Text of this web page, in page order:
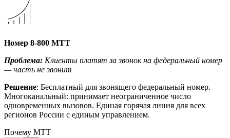
Номер 8-800 МТТ
Проблема: Клиенты платят за звонок на федеральный номер
— часть не звонит
Решение: Бесплатный для звонящего федеральный номер.
Многоканальный: принимает неограниченное число
одновременных вызовов. Единая горячая линия для всех
регионов России с единым управлением.
Почему МТТ